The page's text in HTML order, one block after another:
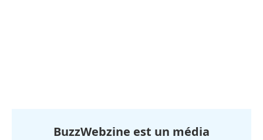
BuzzWebzine est un média